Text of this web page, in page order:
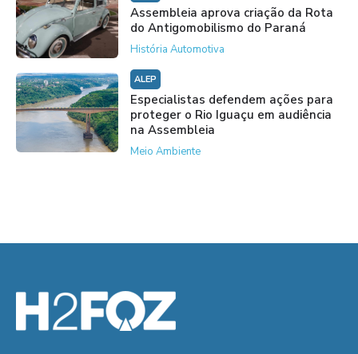
Assembleia aprova criação da Rota
do Antigomobilismo do Paraná
História Automotiva
ALEP
Especialistas defendem ações para
proteger o Rio Iguaçu em audiência
na Assembleia
Meio Ambiente